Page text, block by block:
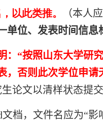
以此类推。
（本人
单位、发表时间信息
：“按照山东大学研
，否则此次学位申请
论文以清样状态提交
档，文件名应为“影